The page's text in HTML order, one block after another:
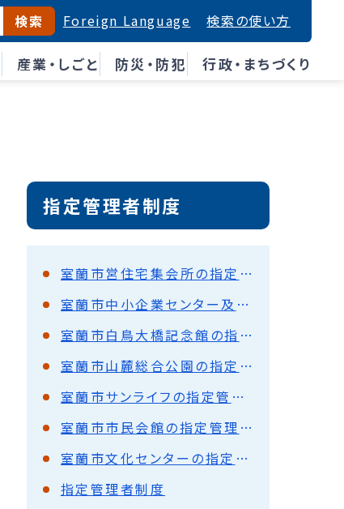
産業・しごと 防災・防犯 行政・まちづくり
検索 Foreign Language 検索の使い方
指定管理者制度
室蘭市営住宅集会所の指定管理者の募集について
室蘭市中小企業センター及び胆振地方男女平等参画センターの指定管理者の募集について
室蘭市白鳥大橋記念館の指定管理者の募集について
室蘭市山麓総合公園の指定管理者の募集について
室蘭市サンライフの指定管理者の募集について
室蘭市市民会館の指定管理者の募集について
室蘭市文化センターの指定管理者の募集について
指定管理者制度